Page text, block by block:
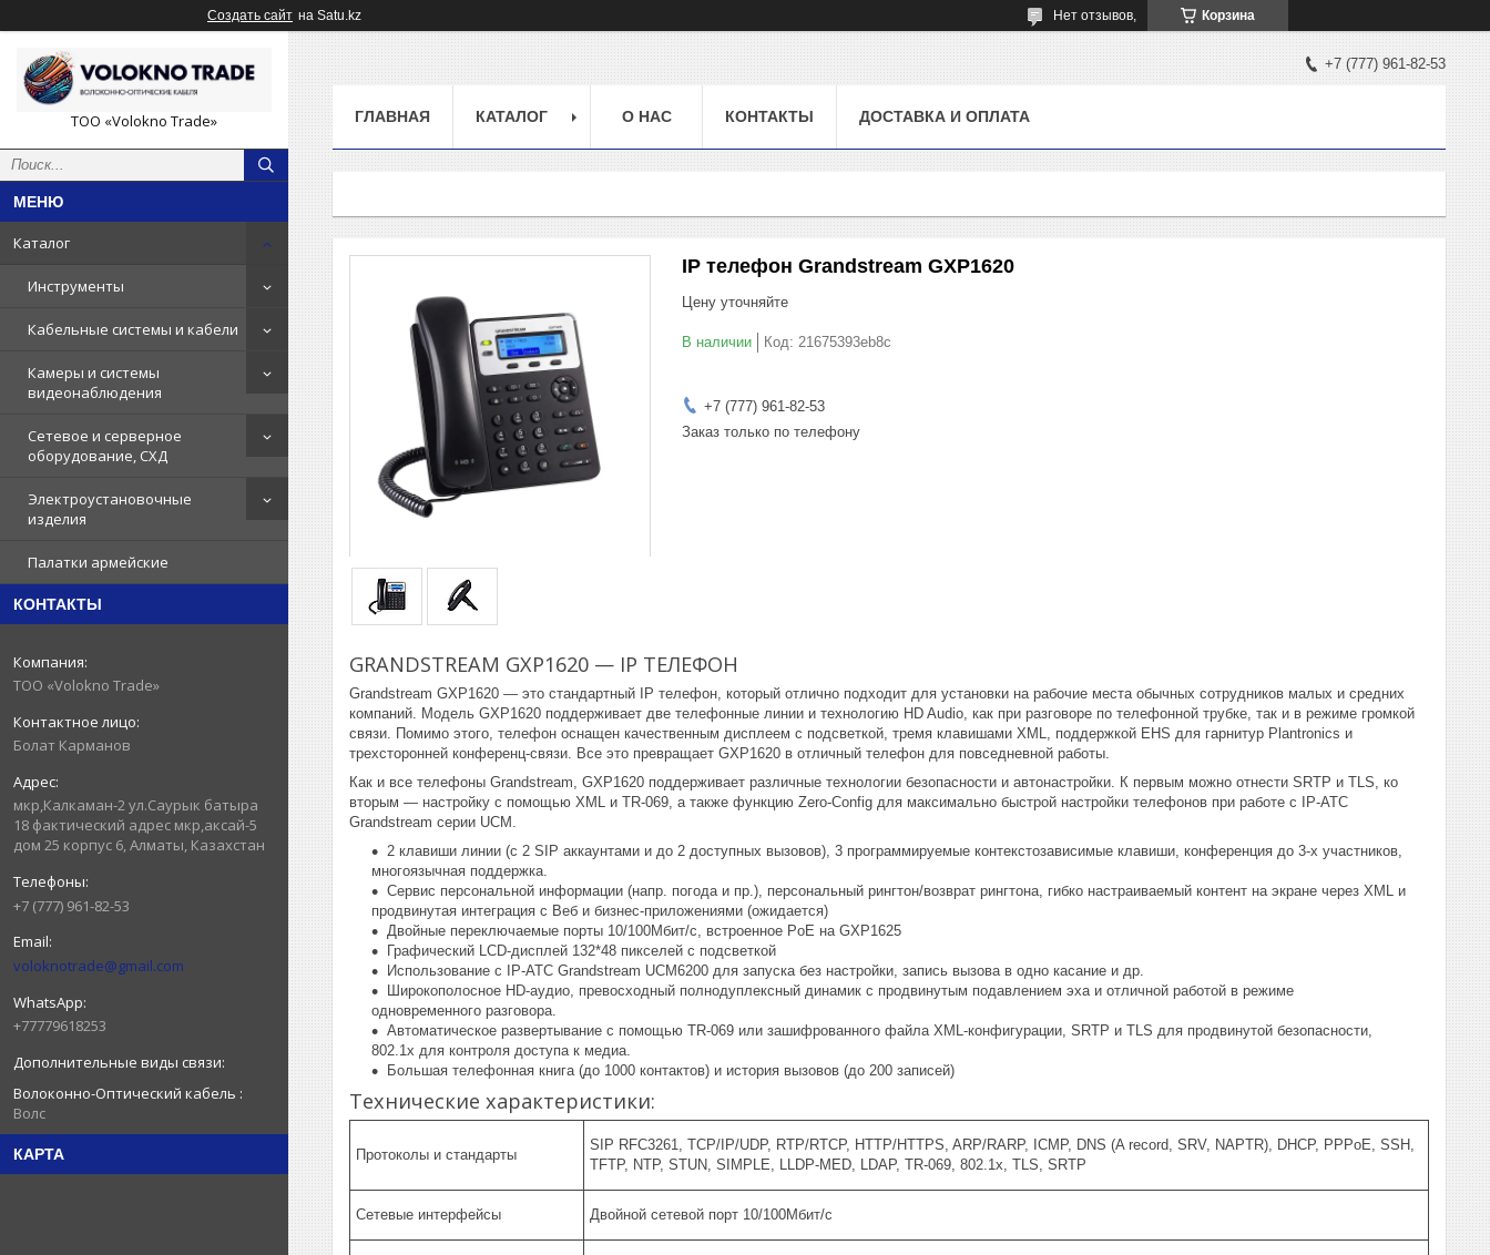
Создать сайт на Satu.kz Корзина
Нет отзывов,
ТОО «Volokno Trade»
Каталог
Инструменты
Кабельные системы и кабели
Камеры и системы
видеонаблюдения
Сетевое и серверное
оборудование, СХД
Электроустановочные
изделия
Палатки армейские
КОНТАКТЫ
ТОО «Volokno Trade»
Болат Карманов
мкр,Калкаман-2 ул.Саурык батыра
18 фактический адрес мкр,аксай-5
дом 25 корпус 6, Алматы, Казахстан
+7 (777) 961-82-53
voloknotrade@gmail.com
+77779618253
Волоконно-Оптический кабель
Волс
КАРТА
+7 (777) 961-82-53
ГЛАВНАЯ КАТАЛОГ О НАС КОНТАКТЫ ДОСТАВКА И ОПЛАТА
IP телефон Grandstream GXP1620
Цену уточняйте
В наличии Код: 21675393eb8c
+7 (777) 961-82-53
Заказ только по телефону
GRANDSTREAM GXP1620 — IP ТЕЛЕФОН
Grandstream GXP1620 — это стандартный IP телефон, который отлично подходит для установки на рабочие места обычных сотрудников малых и средних
компаний. Модель GXP1620 поддерживает две телефонные линии и технологию HD Audio, как при разговоре по телефонной трубке, так и в режиме громкой
связи. Помимо этого, телефон оснащен качественным дисплеем с подсветкой, тремя клавишами XML, поддержкой EHS для гарнитур Plantronics и
трехсторонней конференц-связи. Все это превращает GXP1620 в отличный телефон для повседневной работы.
Как и все телефоны Grandstream, GXP1620 поддерживает различные технологии безопасности и автонастройки. К первым можно отнести SRTP и TLS, ко
вторым — настройку с помощью XML и TR-069, а также функцию Zero-Config для максимально быстрой настройки телефонов при работе с IP-АТС
Grandstream серии UCM.
2 клавиши линии (с 2 SIP аккаунтами и до 2 доступных вызовов), 3 программируемые контекстозависимые клавиши, конференция до 3-х участников,
многоязычная поддержка.
Сервис персональной информации (напр. погода и пр.), персональный рингтон/возврат рингтона, гибко настраиваемый контент на экране через XML и
продвинутая интеграция с Веб и бизнес-приложениями (ожидается)
Двойные переключаемые порты 10/100Мбит/с, встроенное PoE на GXP1625
Графический LCD-дисплей 132*48 пикселей с подсветкой
Использование с IP-АТС Grandstream UCM6200 для запуска без настройки, запись вызова в одно касание и др.
Широкополосное HD-аудио, превосходный полнодуплексный динамик с продвинутым подавлением эха и отличной работой в режиме
одновременного разговора.
Автоматическое развертывание с помощью TR-069 или зашифрованного файла XML-конфигурации, SRTP и TLS для продвинутой безопасности,
802.1х для контроля доступа к медиа.
Большая телефонная книга (до 1000 контактов) и история вызовов (до 200 записей)
Технические характеристики:
Протоколы и стандарты
SIP RFC3261, TCP/IP/UDP, RTP/RTCP, HTTP/HTTPS, ARP/RARP, ICMP, DNS (A record, SRV, NAPTR), DHCP, PPPoE, SSH,
TFTP, NTP, STUN, SIMPLE, LLDP-MED, LDAP, TR-069, 802.1x, TLS, SRTP
Сетевые интерфейсы Двойной сетевой порт 10/100Мбит/с